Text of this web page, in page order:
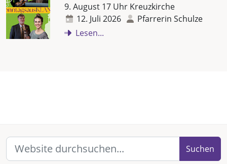
9. August 17 Uhr Kreuzkirche
12. Juli 2026
Pfarrerin Schulze
Lesen...
Suchen